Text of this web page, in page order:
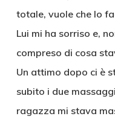
totale, vuole che lo
Lui mi ha sorriso e,
compreso di cosa
Un attimo dopo ci è
subito i due
ragazza mi stava